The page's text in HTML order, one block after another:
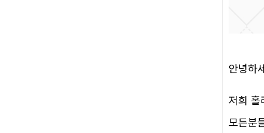
안녕하
저희 홀
모든분